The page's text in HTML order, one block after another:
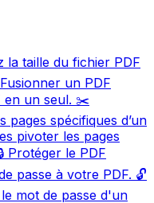
la taille du fichier PDF
Fusionner un PDF
en un seul. ✂️
pages spécifiques d’un
pivoter les pages
Protéger le PDF
passe à votre PDF. 🔓
mot de passe d'un